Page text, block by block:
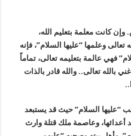
كانت معلمة بتعليم الله،
تعالى وعلمها “عليها السلام”، فإنه
فهي عالمة بتعليمه تعالى، تماماً
بالله تعالى.. والله قادر بالذات
“عليها السلام” حيث قد يستبعد
وعاصمة ملك قتلة وارث